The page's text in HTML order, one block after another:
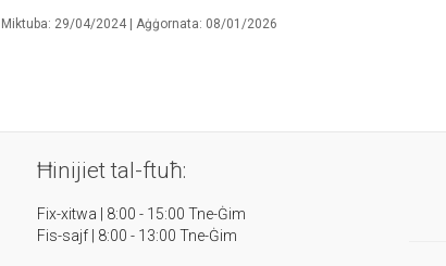
Miktuba: 29/04/2024 | Aġġornata: 08/01/2026
Ħinijiet tal-ftuħ:
Fix-xitwa | 8:00 - 15:00 Tne-Ġim
Fis-sajf | 8:00 - 13:00 Tne-Ġim